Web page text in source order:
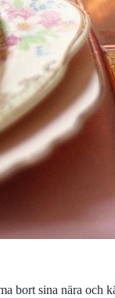
bort sina nära och